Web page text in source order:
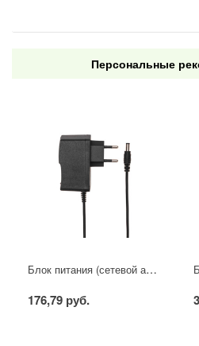
Персональные
Блок питания (сетевой адаптер) AC 110-250В/DC 5В, 2А, 10Вт с DC разъемом подключения 5,5х2,1 (IP43)
176,79 руб.